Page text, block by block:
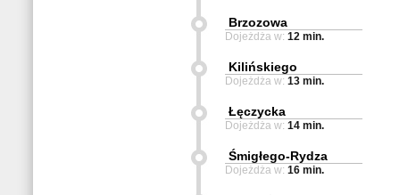
Brzozowa
Dojeżdża w: 12 min.
Kilińskiego
Dojeżdża w: 13 min.
Łęczycka
Dojeżdża w: 14 min.
Śmigłego-Rydza
Dojeżdża w: 16 min.